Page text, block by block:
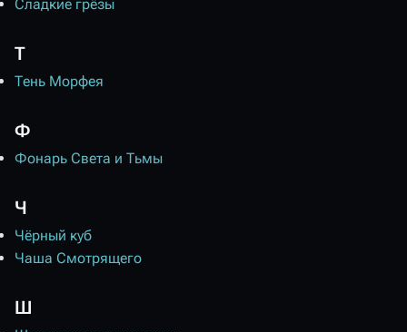
Сладкие грёзы
Т
Тень Морфея
Ф
Фонарь Света и Тьмы
Ч
Чёрный куб
Чаша Смотрящего
Ш